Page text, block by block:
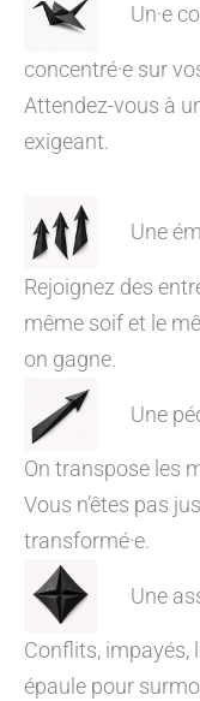
Un·e
concentré·e sur
Attendez-vous à
exigeant.
Une
Rejoignez des
même soif et le
on gagne.
Une
On transpose les
Vous n’êtes pas
transformé·e.
Une
Conflits, impayés,
épaule pour